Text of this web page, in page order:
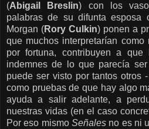
(Abigail Breslin) con los
palabras de su difunta
Morgan (Rory Culkin) ponen a
que muchos interpretarían como
por fortuna, contribuyen a que
indemnes de lo que parecía
puede ser visto por tantos otros
como pruebas de que hay algo
ayuda a salir adelante, a
nuestras vidas (en el caso
Por eso mismo Señales no es ni